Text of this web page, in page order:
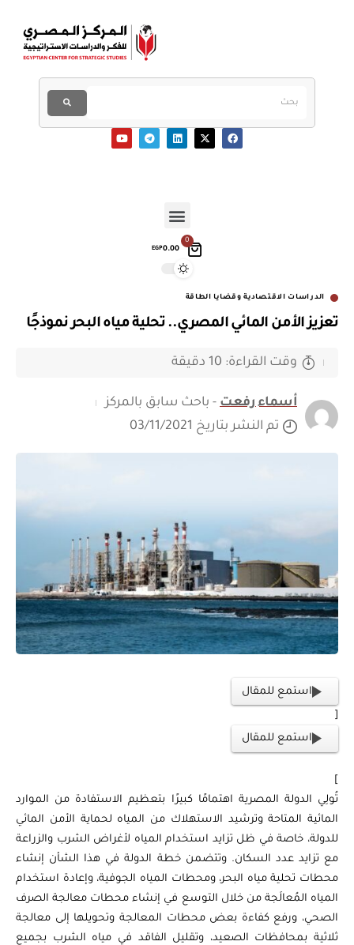
0
EGP0.00
الدراسات الاقتصادية وقضايا الطاقة
تعزيز الأمن المائي المصري.. تحلية مياه البحر نموذجًا
أسماء رفعت- باحث سابق بالمركز
تم النشر بتاريخ 03/11/2021
وقت القراءة: 10 دقيقة
استمع للمقال
استمع للمقال
تُولِي الدولة المصرية اهتمامًا كبيرًا بتعظيم الاستفادة من الموارد
المائية المتاحة وترشيد الاستهلاك من المياه لحماية الأمن المائي
للدولة، خاصة في ظل تزايد استخدام المياه لأغراض الشرب والزراعة
مع تزايد عدد السكان. وتتضمن خطة الدولة في هذا الشأن إنشاء
محطات تحلية مياه البحر، ومحطات المياه الجوفية، وإعادة استخدام
المياه المُعالَجة من خلال التوسع في إنشاء محطات معالجة الصرف
الصحي، ورفع كفاءة بعض محطات المعالجة وتحويلها إلى معالجة
ثلاثية بمحافظات الصعيد، وتقليل الفاقد في مياه الشرب بجميع